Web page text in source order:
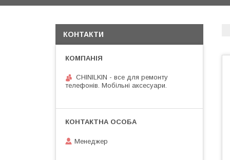
КОНТАКТИ
CHINILKIN - все для ремонту
телефонів. Мобільні аксесуари.
Менеджер